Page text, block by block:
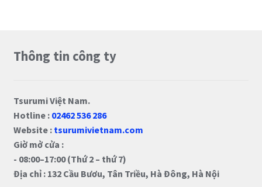
Thông tin công ty
Tsurumi Việt Nam.
Hotline : 02462 536 286
Website : tsurumivietnam.com
Giờ mở cửa :
- 08:00–17:00 (Thứ 2 – thứ 7)
Địa chỉ : 132 Cầu Bươu, Tân Triều, Hà Đông, Hà Nội